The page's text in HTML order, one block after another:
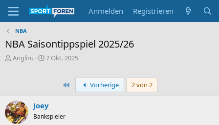
Anmelden Registrieren
NBA
NBA Saisontippspiel 2025/26
E
l
l
e
Angliru
E
l
t
7 Okt. 2025
Erste Vorherige 2 von 2
Joey
Bankspieler